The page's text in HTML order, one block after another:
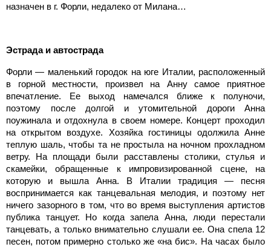
назначен в г. Форли, недалеко от Милана…
Эстрада и автострада
Форли — маленький городок на юге Италии, расположенный
в горной местности, произвел на Анну самое приятное
впечатление. Ее выход намечался ближе к полуночи,
поэтому после долгой и утомительной дороги Анна
поужинала и отдохнула в своем номере. Концерт проходил
на открытом воздухе. Хозяйка гостиницы одолжила Анне
теплую шаль, чтобы та не простыла на ночном прохладном
ветру. На площади были расставлены столики, стулья и
скамейки, обращенные к импровизированной сцене, на
которую и вышла Анна. В Италии традиция — песня
воспринимается как танцевальная мелодия, и поэтому нет
ничего зазорного в том, что во время выступления артистов
публика танцует. Но когда запела Анна, люди перестали
танцевать, а только внимательно слушали ее. Она спела 12
песен, потом примерно столько же «на бис». На часах было